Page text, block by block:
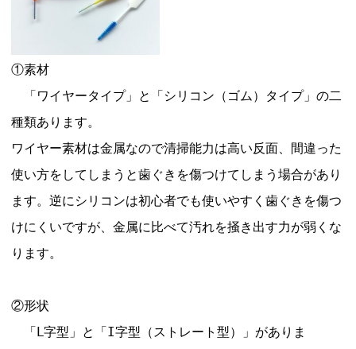
①素材
「ワイヤータイプ」と「シリコン（ゴム）タイプ」の二
種類あります。
ワイヤー素材は金属なので清掃能力は高い反面、間違った
使い方をしてしまうと歯ぐきを傷つけてしまう場合があり
ます。逆にシリコンは初心者でも使いやすく歯ぐきを傷つ
けにくいですが、金属に比べて汚れを掻き出す力が弱くな
ります。
②形状
「Ⅼ字型」と「I字型（ストレート型）」がありま